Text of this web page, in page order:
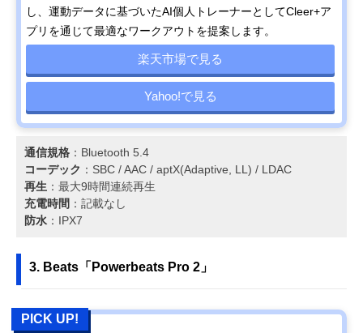
し、運動データに基づいたAI個人トレーナーとしてCleer+ア
プリを通じて最適なワークアウトを提案します。
楽天市場で見る
Yahoo!で見る
通信規格 ：Bluetooth 5.4
コーデック ：SBC / AAC / aptX(Adaptive, LL) / LDAC
再生 ：最大9時間連続再生
充電時間 ：記載なし
防水 ：IPX7
3. Beats「Powerbeats Pro 2」
PICK UP!